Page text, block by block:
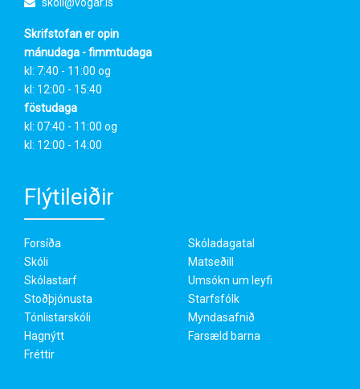
Skrifstofan er opin
mánudaga - fimmtudaga
kl: 7:40 - 11:00 og
kl: 12:00 - 15:40
föstudaga
kl: 07:40 - 11:00 og
kl: 12:00 - 14:00
Flýtileiðir
Forsíða
Skóli
Skólastarf
Stoðþjónusta
Tónlistarskóli
Hagnýtt
Fréttir
Skóladagatal
Matseðill
Umsókn um leyfi
Starfsfólk
Myndasafnið
Farsæld barna